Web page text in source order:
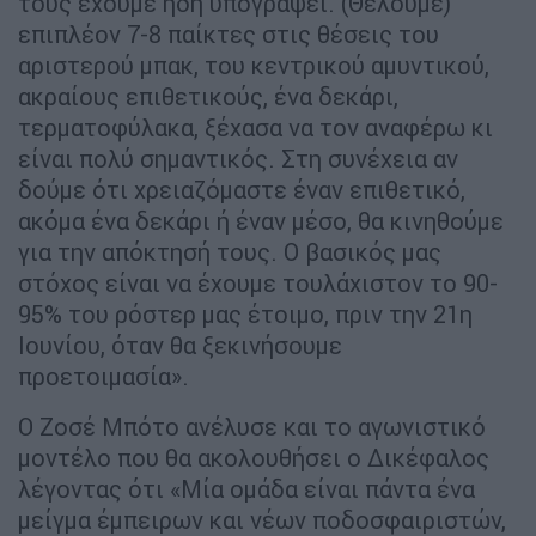
επιπλέον 7-8 παίκτες στις θέσεις του
αριστερού μπακ, του κεντρικού αμυντικού,
ακραίους επιθετικούς, ένα δεκάρι,
τερματοφύλακα, ξέχασα να τον αναφέρω κι
είναι πολύ σημαντικός. Στη συνέχεια αν
δούμε ότι χρειαζόμαστε έναν επιθετικό,
ακόμα ένα δεκάρι ή έναν μέσο, θα κινηθούμε
για την απόκτησή τους. O βασικός μας
στόχος είναι να έχουμε τουλάχιστον το 90-
95% του ρόστερ μας έτοιμο, πριν την 21η
Ιουνίου, όταν θα ξεκινήσουμε
προετοιμασία».
Ο Ζοσέ Μπότο ανέλυσε και το αγωνιστικό
μοντέλο που θα ακολουθήσει ο Δικέφαλος
λέγοντας ότι «Μία ομάδα είναι πάντα ένα
μείγμα έμπειρων και νέων ποδοσφαιριστών,